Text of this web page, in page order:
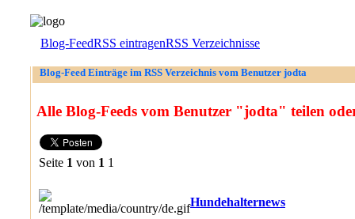
Blog-FeedRSS eintragenRSS Verzeichnisse
Blog-Feed Einträge im RSS Verzeichnis vom Benutzer jodta
Alle Blog-Feeds vom Benutzer "jodta" teilen
Seite 1 von 1 1
Hundehalternews